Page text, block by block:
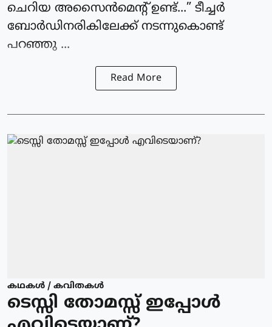
ചെറിയ അസൈൻമെന്റ് ഉണ്ട്...” ടീച്ചർ
ബോർഡിനരികിലേക്ക് നടന്നുകൊണ്ട്
പറഞ്ഞു ...
Read More
കഥകള്‍ / കവിതകള്‍
ടെസ്സി തോമസ്സ് ഇപ്പോള്‍